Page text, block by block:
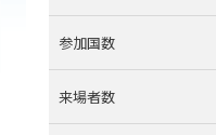
参加国数
来場者数